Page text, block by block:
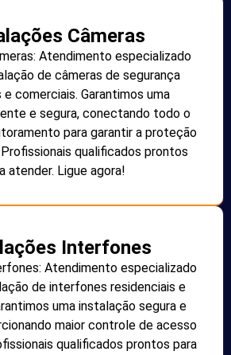
Câmeras
Atendimento especializado
de câmeras de segurança
e comerciais. Garantimos uma
e segura, conectando todo o
para garantir a proteção
qualificados prontos
atender. Ligue agora!
Interfones
Atendimento especializado
de interfones residenciais e
uma instalação segura e
maior controle de acesso
qualificados prontos para